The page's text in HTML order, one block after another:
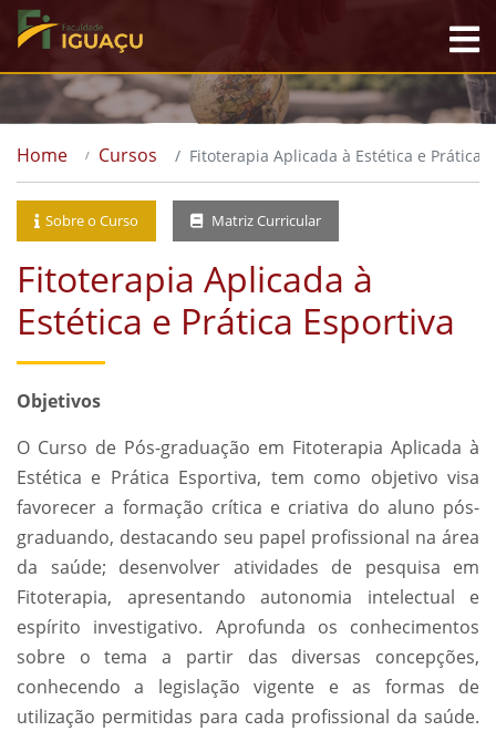
Home Cursos Fitoterapia Aplicada à Estética e Prática
Sobre o Curso Matriz Curricular
Fitoterapia Aplicada à
Estética e Prática Esportiva
Objetivos
O Curso de Pós-graduação em Fitoterapia Aplicada à
Estética e Prática Esportiva, tem como objetivo visa
favorecer a formação crítica e criativa do aluno pós-
graduando, destacando seu papel profissional na área
da saúde; desenvolver atividades de pesquisa em
Fitoterapia, apresentando autonomia intelectual e
espírito investigativo. Aprofunda os conhecimentos
sobre o tema a partir das diversas concepções,
conhecendo a legislação vigente e as formas de
utilização permitidas para cada profissional da saúde.